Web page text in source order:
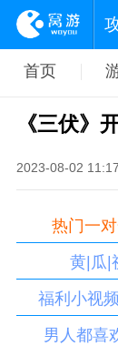
首页
《三伏》
2023-08-02
热门一
黄|瓜|
福利小视
男人都喜